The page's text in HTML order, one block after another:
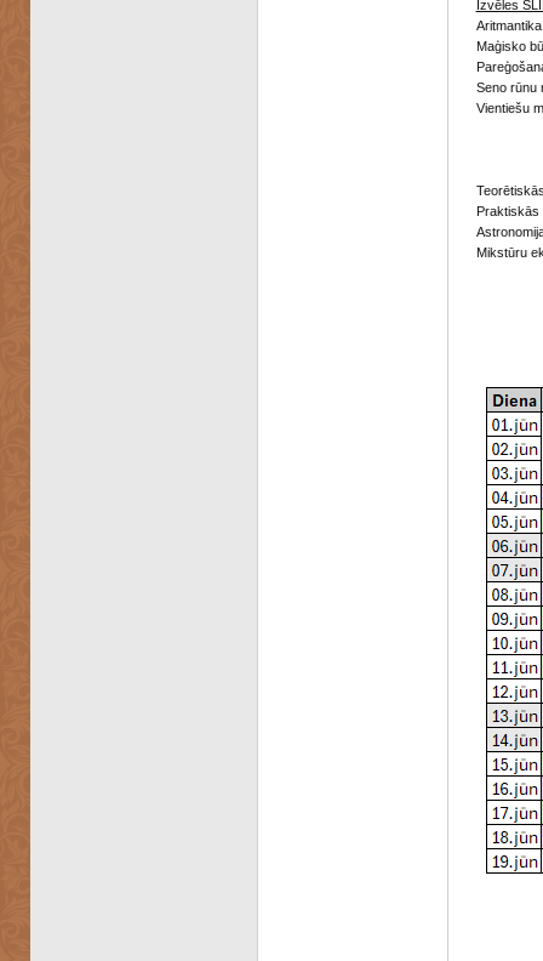
Izvēles
Maģisko
Seno rūnu
Vientiešu
Praktiskās
Mikstūru